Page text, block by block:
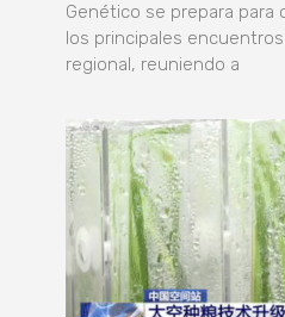
Genético se prepara
los principales
regional, reuniendo a